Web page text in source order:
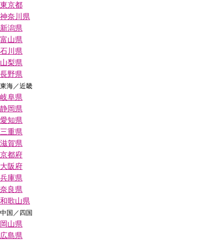
東京都
神奈川県
新潟県
富山県
石川県
山梨県
長野県
東海／近畿
岐阜県
静岡県
愛知県
三重県
滋賀県
京都府
大阪府
兵庫県
奈良県
和歌山県
中国／四国
岡山県
広島県